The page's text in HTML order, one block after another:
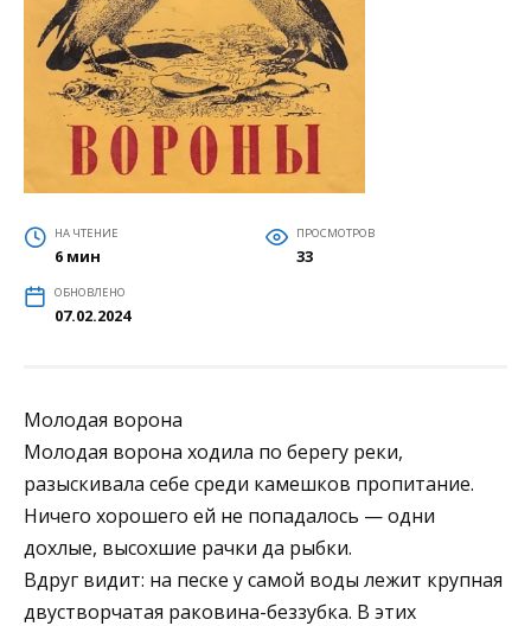
НА ЧТЕНИЕ
6 мин
ПРОСМОТРОВ
33
ОБНОВЛЕНО
07.02.2024
Молодая ворона
Молодая ворона ходила по берегу реки,
разыскивала себе среди камешков пропитание.
Ничего хорошего ей не попадалось — одни
дохлые, высохшие рачки да рыбки.
Вдруг видит: на песке у самой воды лежит крупная
двустворчатая раковина-беззубка. В этих